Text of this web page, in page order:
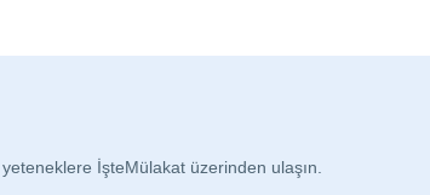
İşteMülakat üzerinden ulaşın.